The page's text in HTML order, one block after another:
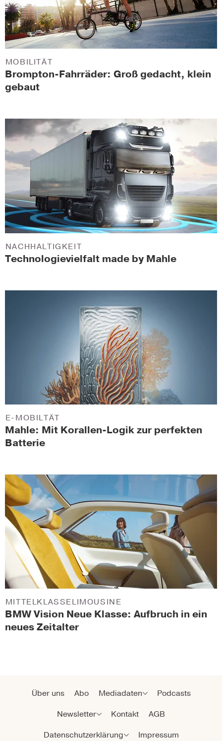
Brompton-Fahrräder: Groß gedacht, klein
gebaut
MOBILITÄT
Technologievielfalt made by Mahle
NACHHALTIGKEIT
Mahle: Mit Korallen-Logik zur perfekten
Batterie
E-MOBILTÄT
BMW Vision Neue Klasse: Aufbruch in ein
neues Zeitalter
MITTELKLASSELIMOUSINE
Über uns Abo Mediadaten
Podcasts
Newsletter
Kontakt
AGB
Datenschutzerklärung
Impressum